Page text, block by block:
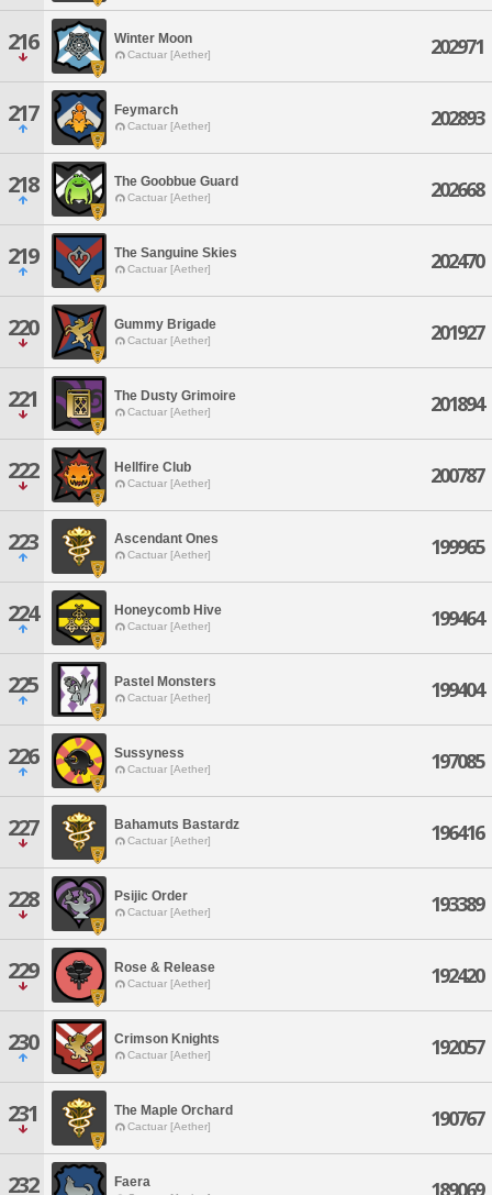
216 Winter Moon
Cactuar [Aether] 202971
217 Feymarch
Cactuar [Aether] 202893
218 The Goobbue Guard
Cactuar [Aether] 202668
219 The Sanguine Skies
Cactuar [Aether] 202470
220 Gummy Brigade
Cactuar [Aether] 201927
221 The Dusty Grimoire
Cactuar [Aether] 201894
222 Hellfire Club
Cactuar [Aether] 200787
223 Ascendant Ones
Cactuar [Aether] 199965
224 Honeycomb Hive
Cactuar [Aether] 199464
225 Pastel Monsters
Cactuar [Aether] 199404
226 Sussyness
Cactuar [Aether] 197085
227 Bahamuts Bastardz
Cactuar [Aether] 196416
228 Psijic Order
Cactuar [Aether] 193389
229 Rose & Release
Cactuar [Aether] 192420
230 Crimson Knights
Cactuar [Aether] 192057
231 The Maple Orchard
Cactuar [Aether] 190767
232 Faera 189069